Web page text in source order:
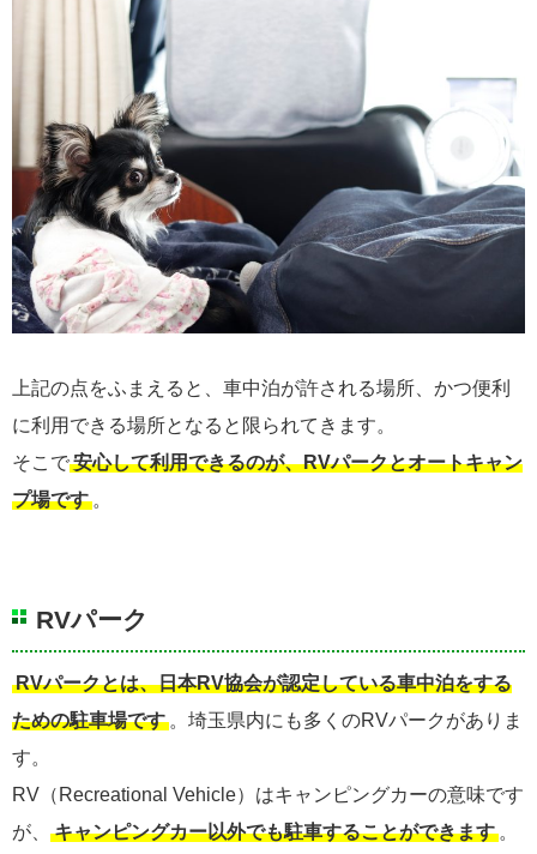
上記の点をふまえると、車中泊が許される場所、かつ便利
に利用できる場所となると限られてきます。
そこで安心して利用できるのが、RVパークとオートキャン
プ場です 。
RVパーク
RVパークとは、日本RV協会が認定している車中泊をする
ための駐車場です 。埼玉県内にも多くのRVパークがありま
す。
RV（Recreational Vehicle）はキャンピングカーの意味です
が、
キャンピングカー以外でも駐車することができます 。